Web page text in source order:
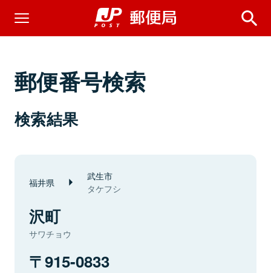
郵便番号検索
検索結果
福井県 武生市
タケフシ
沢町
サワチョウ
915-0833